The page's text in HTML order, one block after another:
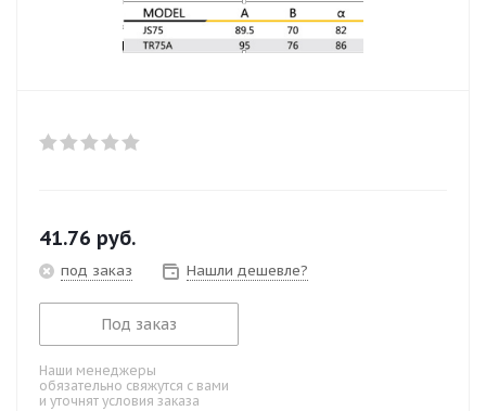
41.76 руб.
под заказ Нашли дешевле?
Под заказ
Наши менеджеры
обязательно свяжутся с вами
и уточнят условия заказа